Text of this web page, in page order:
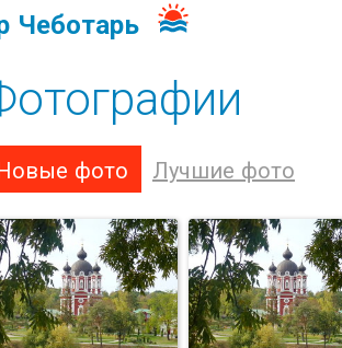
Чеботарь
фото Лучшие фото